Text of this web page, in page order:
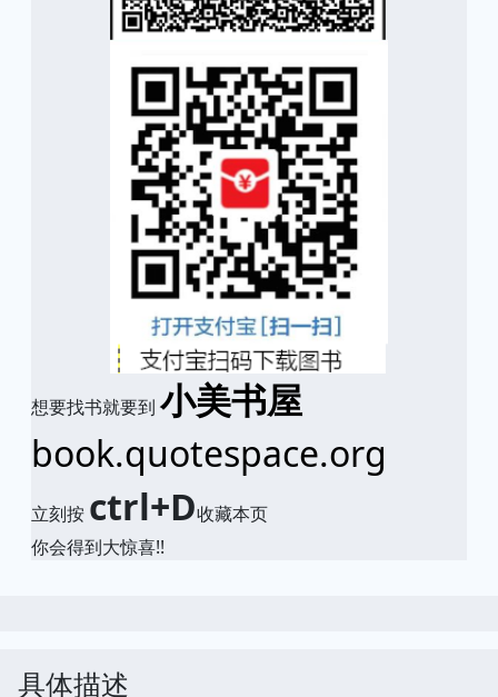
想要找书就要到 小美书屋
book.quotespace.org
立刻按 ctrl+D收藏本页
你会得到大惊喜!!
具体描述